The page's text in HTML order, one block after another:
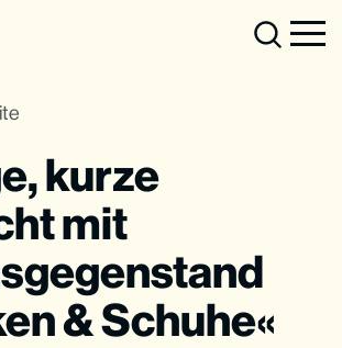
kurze
mit
& Schuhe«